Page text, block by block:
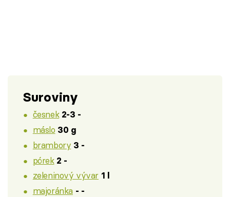
Suroviny
česnek 2-3 -
máslo 30 g
brambory 3 -
pórek 2 -
zeleninový vývar 1 l
majoránka - -